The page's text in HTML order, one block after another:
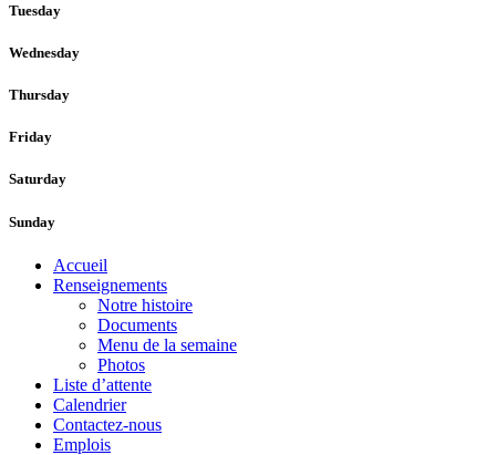
Tuesday
Wednesday
Thursday
Friday
Saturday
Sunday
Accueil
Renseignements
Notre histoire
Documents
Menu de la semaine
Photos
Liste d’attente
Calendrier
Contactez-nous
Emplois